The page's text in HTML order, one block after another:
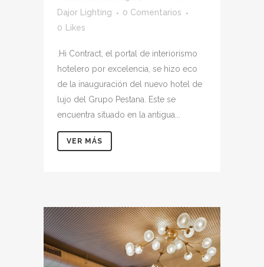
Dajor Lighting
0 Comentarios
0
Likes
.Hi Contract, el portal de interiorismo
hotelero por excelencia, se hizo eco
de la inauguración del nuevo hotel de
lujo del Grupo Pestana. Este se
encuentra situado en la antigua...
VER MÁS